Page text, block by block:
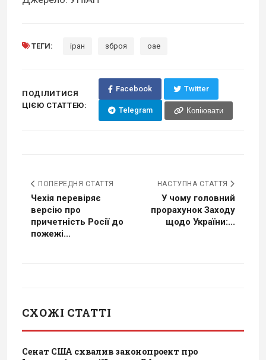
ТЕГИ: іран зброя оае
ПОДІЛИТИСЯ
ЦІЄЮ СТАТТЕЮ:
Facebook Twitter
Telegram Копіювати
ПОПЕРЕДНЯ СТАТТЯ
Чехія перевіряє
версію про
причетність Росії до
пожежі...
НАСТУПНА СТАТТЯ
У чому головний
прорахунок Заходу
щодо України:...
СХОЖІ СТАТТІ
Сенат США схвалив законопроект про